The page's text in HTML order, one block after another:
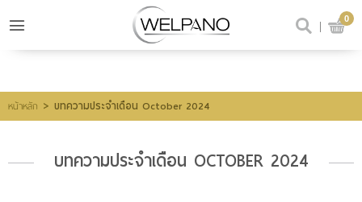
สินค้าที่สนใจ (0)
@welpano
0
หน้าหลัก > บทความประจำเดือน October 2024
บทความประจำเดือน OCTOBER 2024